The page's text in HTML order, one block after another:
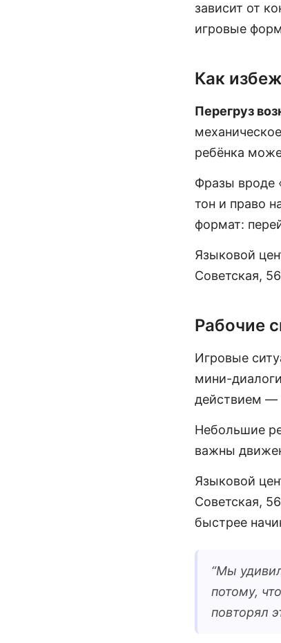
зависит от
игровые
Как
Перегруз
ребёнка
Фразы вроде
тон и право
формат:
Языковой
Советская,
Рабочие
Игровые
мини-
действием —
Небольшие
важны
Языковой
Советская,
быстрее
“Мы
потому,
повторял